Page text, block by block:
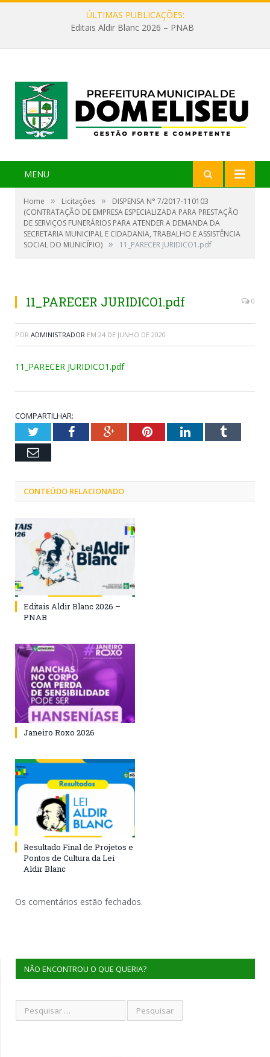
ÚLTIMAS PUBLICAÇÕES:
Editais Aldir Blanc 2026 – PNAB
MENU
Home » Licitações »
DISPENSA N° 7/2017-110103
(CONTRATAÇÃO DE EMPRESA ESPECIALIZADA PARA PRESTAÇÃO
DE SERVIÇOS FUNERÁRIOS PARA ATENDER A DEMANDA DA
SECRETARIA MUNICIPAL E CIDADANIA, TRABALHO E ASSISTÊNCIA
SOCIAL DO MUNICÍPIO) » 11_PARECER JURIDICO1.pdf
11_PARECER JURIDICO1.pdf 0
POR ADMINISTRADOR EM 24 DE JUNHO DE 2020
11_PARECER JURIDICO1.pdf
COMPARTILHAR:
TwitterFacebookGoogle+PinterestLinkedInTumblr
Email
CONTEÚDO RELACIONADO
Editais Aldir Blanc 2026 –
PNAB
Janeiro Roxo 2026
Resultado Final de Projetos e
Pontos de Cultura da Lei
Aldir Blanc
Os comentários estão fechados.
NÃO ENCONTROU O QUE QUERIA?